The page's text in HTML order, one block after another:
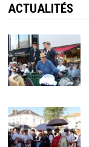
ACTUALITÉS